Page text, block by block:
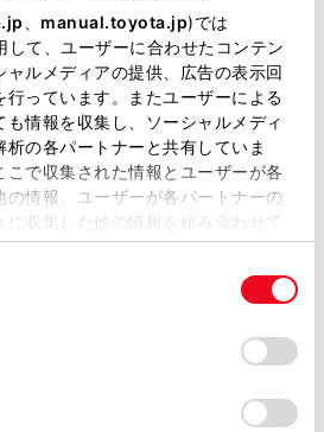
manual.toyota.jp)では
て、ユーザーに合わせたコンテン
ャルメディアの提供、広告の表示回
っています。またユーザーによる
情報を収集し、ソーシャルメディ
の各パートナーと共有していま
で収集された情報とユーザーが各
の情報、ユーザーが各パートナーの
に収集した他の情報を組み合わせて
。当ウェブサイトの使用を続行する
クッキー)が保存されることに同
Cookie(クッキー)のオプトアウト、
したりするにあたっては、当社の
報の取り扱いについて
」をご覧くだ